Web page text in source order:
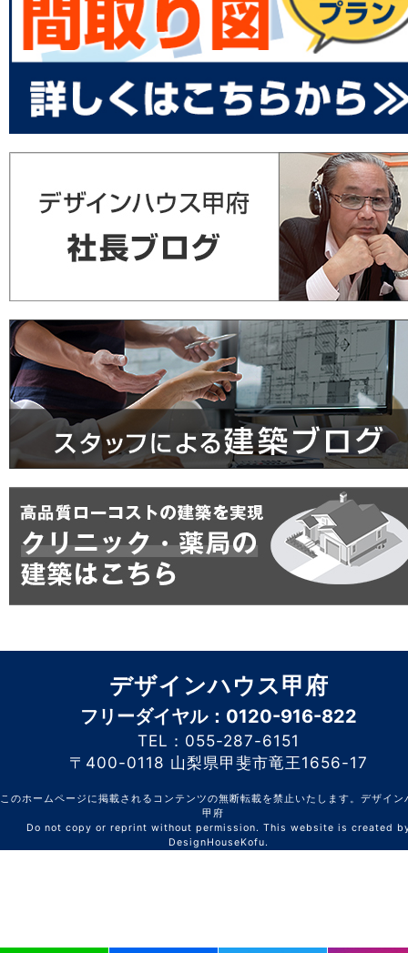
デザインハウス甲府
フリーダイヤル：0120-916-822
TEL：055-287-6151
〒400-0118 山梨県甲斐市竜王1656-17
このホームページに掲載されるコンテンツの無断転載を禁止いたします。デザイン
甲府
Do not copy or reprint without permission. This website is created
DesignHouseKofu.